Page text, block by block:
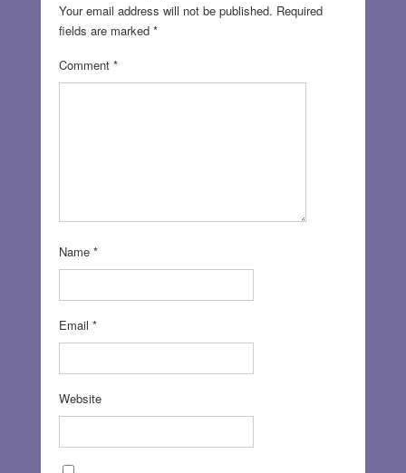
Your email address will not be published. Required
fields are marked *
Comment *
Name *
Email *
Website